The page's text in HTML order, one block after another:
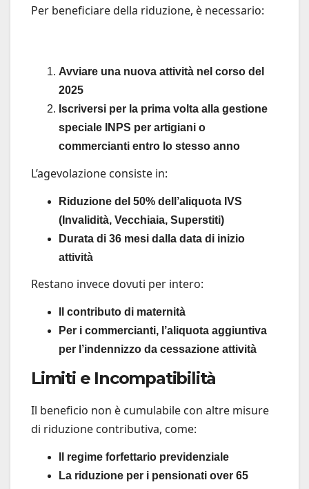
Per beneficiare della riduzione, è necessario:
Avviare una nuova attività nel corso del
2025
Iscriversi per la prima volta alla gestione
speciale INPS per artigiani o
commercianti entro lo stesso anno
L’agevolazione consiste in:
Riduzione del 50% dell’aliquota IVS
(Invalidità, Vecchiaia, Superstiti)
Durata di 36 mesi dalla data di inizio
attività
Restano invece dovuti per intero:
Il contributo di maternità
Per i commercianti, l’aliquota aggiuntiva
per l’indennizzo da cessazione attività
Limiti e Incompatibilità
Il beneficio non è cumulabile con altre misure
di riduzione contributiva, come:
Il regime forfettario previdenziale
La riduzione per i pensionati over 65